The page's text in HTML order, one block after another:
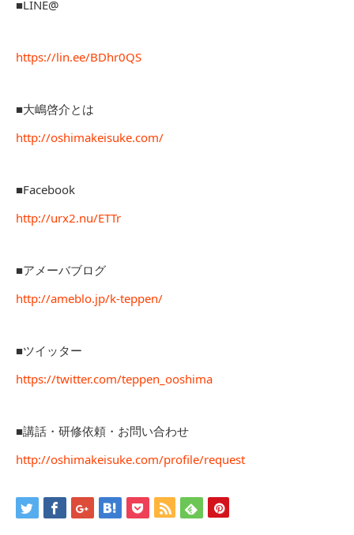
■LINE@
https://lin.ee/BDhr0QS
■大嶋啓介とは
http://oshimakeisuke.com/
■Facebook
http://urx2.nu/ETTr
■アメーバブログ
http://ameblo.jp/k-teppen/
■ツイッター
https://twitter.com/teppen_ooshima
■講話・研修依頼・お問い合わせ
http://oshimakeisuke.com/profile/request